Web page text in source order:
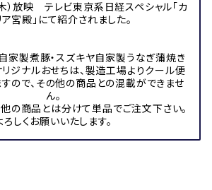
）放映 テレビ東京系日経スペシャル「カ
ア宮殿」にて紹介されました。
自家製煮豚・スズキヤ自家製うなぎ蒲焼き
リジナルおせちは、製造工場よりクール便
ので、その他の商品との混載ができませ
ん。
の商品とは分けて単品でご注文下さい。
ろしくお願いいたします。